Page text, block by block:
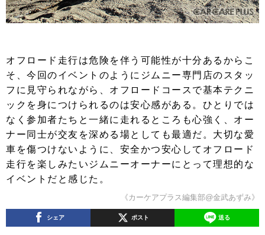
オフロード走行は危険を伴う可能性が十分あるからこ
そ、今回のイベントのようにジムニー専門店のスタッ
フに見守られながら、オフロードコースで基本テクニ
ックを身につけられるのは安心感がある。ひとりでは
なく参加者たちと一緒に走れるところも心強く、オー
ナー同士が交友を深める場としても最適だ。大切な愛
車を傷つけないように、安全かつ安心してオフロード
走行を楽しみたいジムニーオーナーにとって理想的な
イベントだと感じた。
《カーケアプラス編集部@金武あずみ》
シェア ポスト 送る